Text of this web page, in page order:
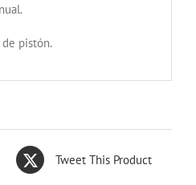
pistón.
Tweet This Product